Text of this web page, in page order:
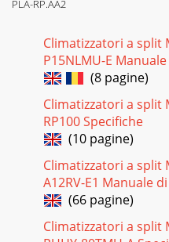
PLA-RP.AA2
Climatizzatori a split
P15NLMU-E
(8 pagine)
Climatizzatori a split
RP100 Specifiche
(10 pagine)
Climatizzatori a split
A12RV-E1 Manuale
(66 pagine)
Climatizzatori a split